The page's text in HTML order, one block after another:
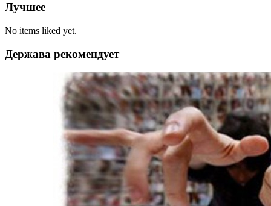
Лучшее
No items liked yet.
Держава рекомендует